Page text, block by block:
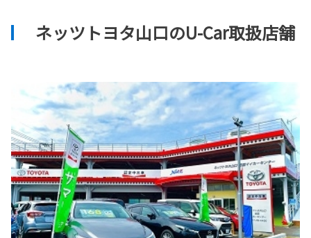
ネッツトヨタ山口のU-Car取扱店舗